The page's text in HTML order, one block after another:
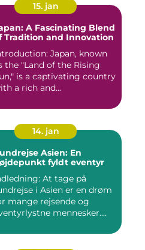
15. jan
A Fascinating Blend
Tradition and Innovation
Japan, known
the "Land of the Rising
is a captivating country
a rich and...
14. jan
Asien: En
fyldt eventyr
At tage på
i Asien er en drøm
mange rejsende og
mennesker.